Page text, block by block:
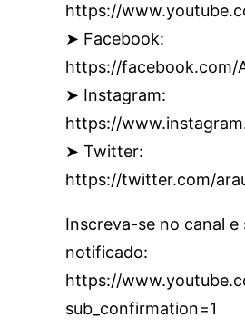
https://
➤ Facebook:
https://facebook.com/
➤ Instagram:
https://
➤ Twitter:
https://twitter.com/
Inscreva-se no canal e
notificado:
https://
sub_confirmation=1